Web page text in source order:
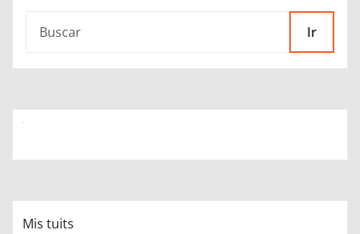
Ir
Mis tuits